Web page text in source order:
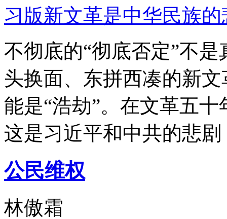
习版新文革是中华民族的
不彻底的“彻底否定”不
头换面、东拼西凑的新
能是“浩劫”。在文革五
这是习近平和中共的悲
公民维权
林傲霜